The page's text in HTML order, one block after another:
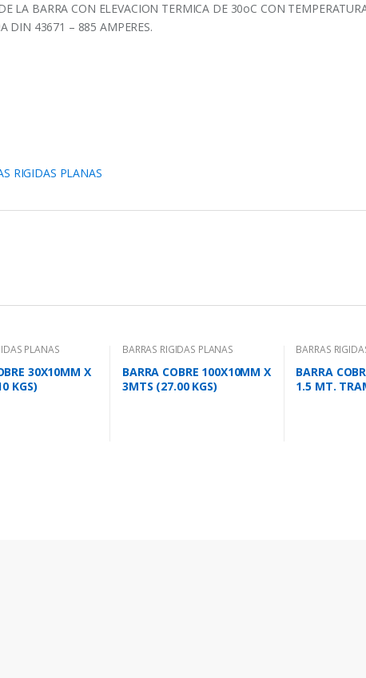
LA BARRA CON ELEVACION TERMICA DE 30oC CON
DIN 43671 – 885 AMPERES.
RIGIDAS PLANAS
PLANAS
30X10MM X
KGS)
BARRAS RIGIDAS PLANAS
BARRA COBRE 100X10MM X
3MTS (27.00 KGS)
BARRAS
BARRA
1.5 MT.